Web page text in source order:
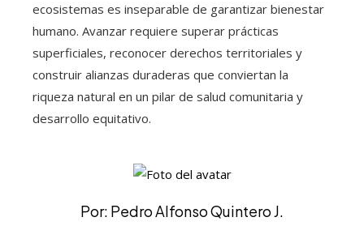
ecosistemas es inseparable de garantizar bienestar
humano. Avanzar requiere superar prácticas
superficiales, reconocer derechos territoriales y
construir alianzas duraderas que conviertan la
riqueza natural en un pilar de salud comunitaria y
desarrollo equitativo.
Por: Pedro Alfonso Quintero J.